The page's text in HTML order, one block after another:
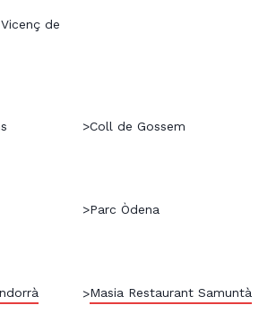
de
>Coll de Gossem
>Parc Òdena
>Masia Restaurant Samuntà